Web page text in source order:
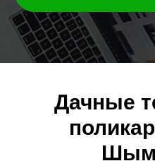
Дачные